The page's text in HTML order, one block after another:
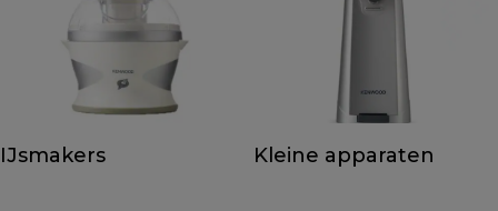
IJsmakers Kleine apparaten